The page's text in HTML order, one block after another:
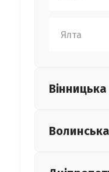
Ялта
Вінницька
Волинська